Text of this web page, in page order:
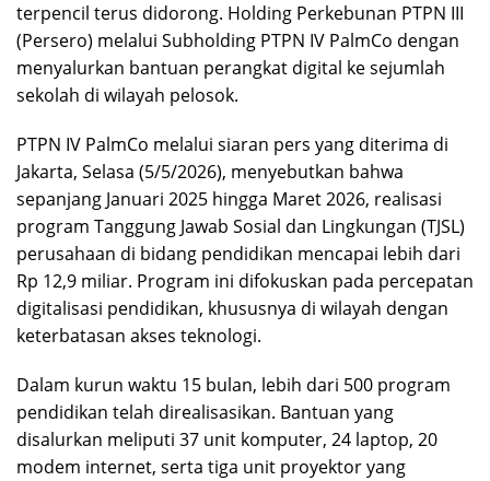
terpencil terus didorong. Holding Perkebunan PTPN III
(Persero) melalui Subholding PTPN IV PalmCo dengan
menyalurkan bantuan perangkat digital ke sejumlah
sekolah di wilayah pelosok.
PTPN IV PalmCo melalui siaran pers yang diterima di
Jakarta, Selasa (5/5/2026), menyebutkan bahwa
sepanjang Januari 2025 hingga Maret 2026, realisasi
program Tanggung Jawab Sosial dan Lingkungan (TJSL)
perusahaan di bidang pendidikan mencapai lebih dari
Rp 12,9 miliar. Program ini difokuskan pada percepatan
digitalisasi pendidikan, khususnya di wilayah dengan
keterbatasan akses teknologi.
Dalam kurun waktu 15 bulan, lebih dari 500 program
pendidikan telah direalisasikan. Bantuan yang
disalurkan meliputi 37 unit komputer, 24 laptop, 20
modem internet, serta tiga unit proyektor yang